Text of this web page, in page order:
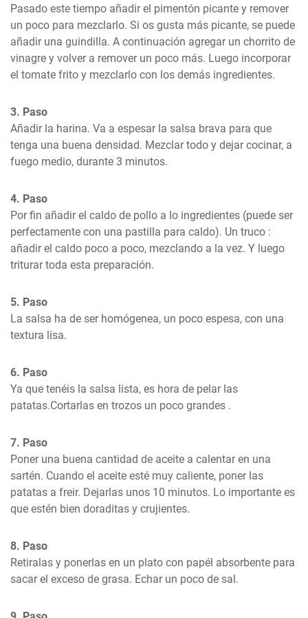
Pasado este tiempo añadir el pimentón picante y remover
un poco para mezclarlo. Si os gusta más picante, se puede
añadir una guindilla. A continuación agregar un chorrito de
vinagre y volver a remover un poco más. Luego incorporar
el tomate frito y mezclarlo con los demás ingredientes.
3. Paso
Añadir la harina. Va a espesar la salsa brava para que
tenga una buena densidad. Mezclar todo y dejar cocinar, a
fuego medio, durante 3 minutos.
4. Paso
Por fin añadir el caldo de pollo a lo ingredientes (puede ser
perfectamente con una pastilla para caldo). Un truco :
añadir el caldo poco a poco, mezclando a la vez. Y luego
triturar toda esta preparación.
5. Paso
La salsa ha de ser homógenea, un poco espesa, con una
textura lisa.
6. Paso
Ya que tenéis la salsa lista, es hora de pelar las
patatas.Cortarlas en trozos un poco grandes .
7. Paso
Poner una buena cantidad de aceite a calentar en una
sartén. Cuando el aceite esté muy caliente, poner las
patatas a freir. Dejarlas unos 10 minutos. Lo importante es
que estén bien doraditas y crujientes.
8. Paso
Retiralas y ponerlas en un plato con papél absorbente para
sacar el exceso de grasa. Echar un poco de sal.